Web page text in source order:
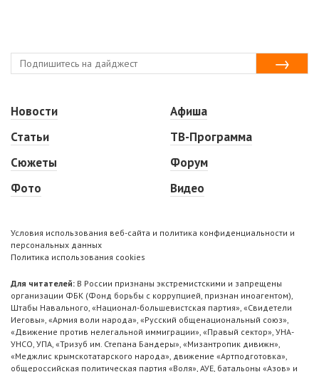
Новости
Статьи
Сюжеты
Фото
Афиша
ТВ-Программа
Форум
Видео
Условия использования веб-сайта и политика конфиденциальности и
персональных данных
Политика использования cookies
Для читателей: В России признаны экстремистскими и запрещены
организации ФБК (Фонд борьбы с коррупцией, признан иноагентом),
Штабы Навального, «Национал-большевистская партия», «Свидетели
Иеговы», «Армия воли народа», «Русский общенациональный союз»,
«Движение против нелегальной иммиграции», «Правый сектор», УНА-
УНСО, УПА, «Тризуб им. Степана Бандеры», «Мизантропик дивижн»,
«Меджлис крымскотатарского народа», движение «Артподготовка»,
общероссийская политическая партия «Воля», АУЕ, батальоны «Азов» и